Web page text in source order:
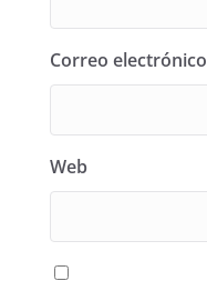
Correo electrónico
Web